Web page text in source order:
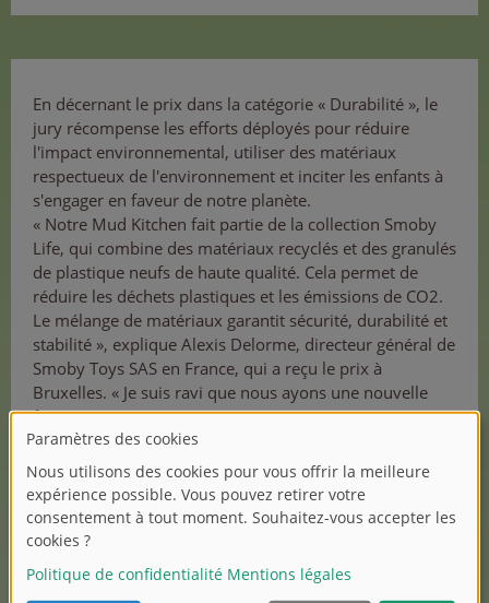
En décernant le prix dans la catégorie « Durabilité », le
jury récompense les efforts déployés pour réduire
l'impact environnemental, utiliser des matériaux
respectueux de l'environnement et inciter les enfants à
s'engager en faveur de notre planète.
« Notre Mud Kitchen fait partie de la collection Smoby
Life, qui combine des matériaux recyclés et des granulés
de plastique neufs de haute qualité. Cela permet de
réduire les déchets plastiques et les émissions de CO2.
Le mélange de matériaux garantit sécurité, durabilité et
stabilité », explique Alexis Delorme, directeur général de
Smoby Toys SAS en France, qui a reçu le prix à
Bruxelles. « Je suis ravi que nous ayons une nouvelle
fois su convaincre cette année. »
Sur la photo, de gauche à droite :
Catherine van Reeth (directrice générale de TIE), Caroline
Baucum (Playmobil), Alexis Delorme (Smoby Toys),
Albert Vallejo (Mattel), Florian Hess (Salon du jouet)